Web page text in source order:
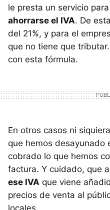
le presta un servicio
ahorrarse el IVA. De
del 21%, y para el
que no tiene que
con esta fórmula.
En otros casos ni
que hemos desayunado
cobrado lo que hemos
factura. Y cuidado, que
ese IVA que viene
precios de venta al